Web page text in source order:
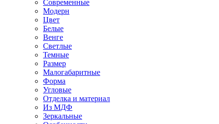
Современные
Модерн
Цвет
Белые
Венге
Светлые
Темные
Размер
Малогабаритные
Форма
Угловые
Отделка и материал
Из МДФ
Зеркальные